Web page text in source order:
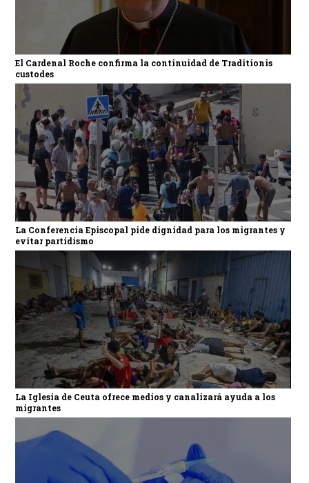
El Cardenal Roche confirma la continuidad de Traditionis
custodes
La Conferencia Episcopal pide dignidad para los migrantes y
evitar partidismo
La Iglesia de Ceuta ofrece medios y canalizará ayuda a los
migrantes